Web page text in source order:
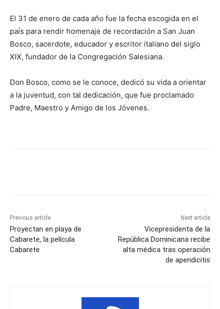
El 31 de enero de cada año fue la fecha escogida en el
país para rendir homenaje de recordación a San Juan
Bosco, sacerdote, educador y escritor italiano del siglo
XIX, fundador de la Congregación Salesiana.
Don Bosco, como se le conoce, dedicó su vida a orientar
a la juventud, con tal dedicación, que fue proclamado
Padre, Maestro y Amigo de los Jóvenes.
Previous article
Proyectan en playa de
Cabarete, la película
Cabarete
Next article
Vicepresidenta de la
República Dominicana recibe
alta médica tras operación
de apendicitis